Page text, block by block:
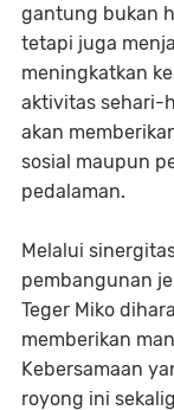
gantung bukan
tetapi juga
meningkatkan
aktivitas sehari-
akan
sosial maupun
pedalaman.
Melalui
pembangunan
Teger Miko
memberikan
Kebersamaan
royong ini